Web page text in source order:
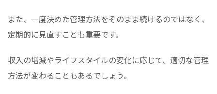
また、一度決めた管理方法をそのまま続けるのではなく、
定期的に見直すことも重要です。
収入の増減やライフスタイルの変化に応じて、適切な管理
方法が変わることもあるでしょう。